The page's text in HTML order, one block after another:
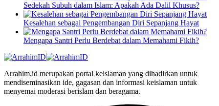
Sedekah Subuh dalam Islam: Apakah Ada Dalil Khusus?
Kesalehan sebagai Pengembangan Diri Sepanjang Hayat
Mengapa Santri Perlu Berdebat dalam Memahami Fikih?
Arrahim.id merupakan portal keislaman yang dihadirkan untuk
mendiseminasikan ide, gagasan dan informasi keislaman untuk
menyemai moderasi berislam dan beragama.